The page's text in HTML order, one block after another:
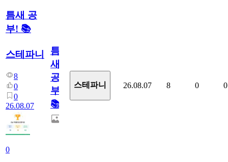
틈새 공
부! 📚
스테파니
8
0
0
26.08.07
0
틈
새
공
부!
📚
스테파니 26.08.07 8 0 0